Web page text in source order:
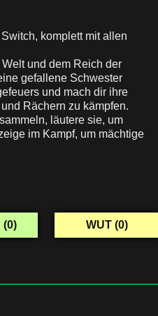
komplett mit allen
und dem Reich der
gefallene Schwester
und mach dir ihre
Rächern zu kämpfen.
läutere sie, um
im Kampf, um mächtige
(0) WUT (0)